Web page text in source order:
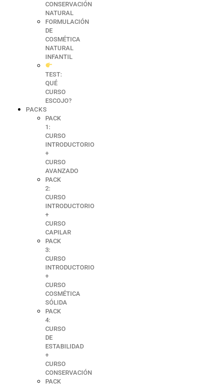
CONSERVACIÓN
NATURAL
FORMULACIÓN
DE
COSMÉTICA
NATURAL
INFANTIL
TEST:
QUÉ
CURSO
ESCOJO?
PACKS
PACK
1:
CURSO
INTRODUCTORIO
+
CURSO
AVANZADO
PACK
2:
CURSO
INTRODUCTORIO
+
CURSO
CAPILAR
PACK
3:
CURSO
INTRODUCTORIO
+
CURSO
COSMÉTICA
SÓLIDA
PACK
4:
CURSO
DE
ESTABILIDAD
+
CURSO
CONSERVACIÓN
PACK